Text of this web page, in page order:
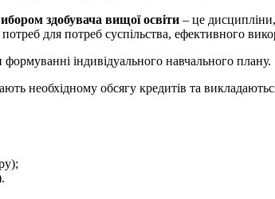
здобувача вищої освіти – це
для потреб суспільства, ефективного
індивідуального навчального плану.
необхідному обсягу кредитів та